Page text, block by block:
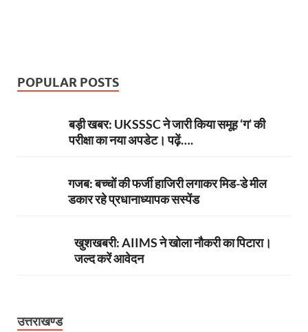
POPULAR POSTS
बड़ी खबर: UKSSSC ने जारी किया समूह ‘ग’ की
परीक्षा का नया अपडेट। पढ़ें….
गजब: बच्चों की फर्जी हाजिरी लगाकर मिड-डे मील
डकार रहे प्रधानाध्यापक सस्पेंड
खुशखबरी: AIIMS ने खोला नौकरी का पिटारा।
जल्द करें आवेदन
उत्तराखण्ड